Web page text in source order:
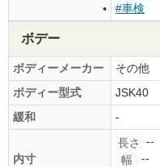
#車検
ボデー
ボディーメーカー
その他
ボディー型式
JSK40
緩和
-
内寸
長さ
--
幅
--